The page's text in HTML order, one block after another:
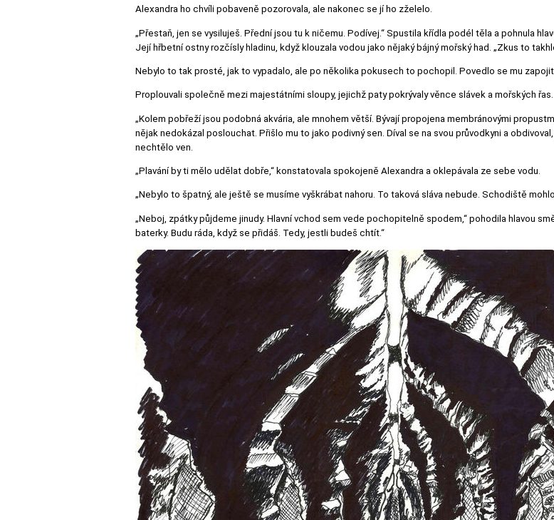
Alexandra ho chvíli pobaveně pozorovala, ale nakonec se jí ho zželelo.
„Přestaň, jen se vysiluješ. Přední jsou tu k ničemu. Podívej.“ Spustila křídla podél těla a pohnula
Její hřbetní ostny rozčísly hladinu, když klouzala vodou jako nějaký bájný mořský had. „Zkus to
Nebylo to tak prosté, jak to vypadalo, ale po několika pokusech to pochopil. Povedlo se mu zapojit
Proplouvali společně mezi majestátními sloupy, jejichž paty pokrývaly věnce slávek a mořských řas.
„Kolem pobřeží jsou podobná akvária, ale mnohem větší. Bývají propojena membránovými
nějak nedokázal poslouchat. Přišlo mu to jako podivný sen. Díval se na svou průvodkyni a
nechtělo ven.
„Plavání by ti mělo udělat dobře,“ konstatovala spokojeně Alexandra a oklepávala ze sebe vodu.
„Nebylo to špatný, ale ještě se musíme vyškrábat nahoru. To taková sláva nebude. Schodiště
„Neboj, zpátky půjdeme jinudy. Hlavní vchod sem vede pochopitelně spodem,“ pohodila hlavou
baterky. Budu ráda, když se přidáš. Tedy, jestli budeš chtít.“